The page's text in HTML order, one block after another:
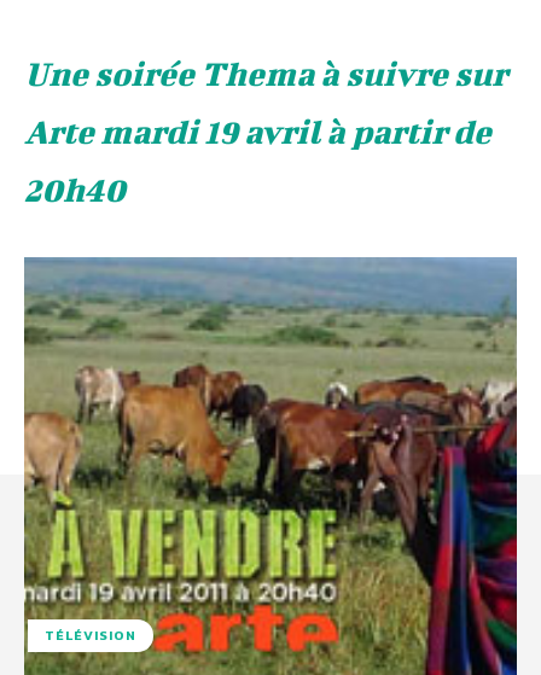
Une soirée Thema à suivre sur
Arte mardi 19 avril à partir de
20h40
TÉLÉVISION